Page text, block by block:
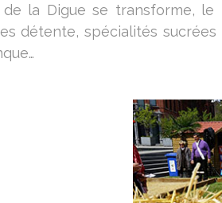
la Digue se transforme,
détente, spécialités